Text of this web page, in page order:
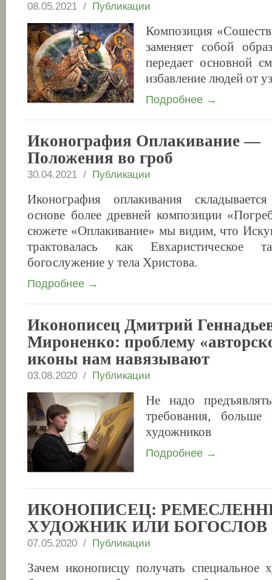
08.05.2021 / Публикации
Композиция
заменяет собой
передает основной
избавление людей от
Подробнее →
Иконография Оплакивание —
Положения во гроб
30.04.2021 / Публикации
Иконография оплакивания
основе более древней композиции
сюжете «Оплакивание» мы видим, что
трактовалась как Евхаристическое
богослужение у тела Христова.
Подробнее →
Иконописец Дмитрий
Мироненко: проблему
иконы нам навязывают
03.08.2020 / Публикации
Не надо
требования, больше
художников
Подробнее →
ИКОНОПИСЕЦ:
ХУДОЖНИК ИЛИ БОГОСЛОВ
07.05.2020 / Публикации
Зачем иконописцу получать специальное